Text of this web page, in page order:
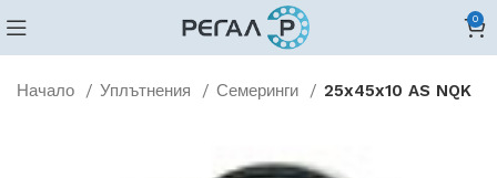
0
Начало Уплътнения Семеринги 25x45x10 AS NQK